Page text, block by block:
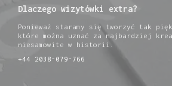
Dlaczego wizytówki extra?
Ponieważ staramy się tworzyć tak
które można uznać za najbardziej
niesamowite w historii.
+44 2038-079-766